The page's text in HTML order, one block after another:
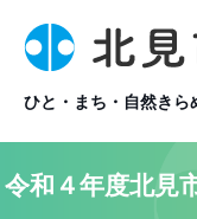
ひと・まち・自然きら
令和４年度北見